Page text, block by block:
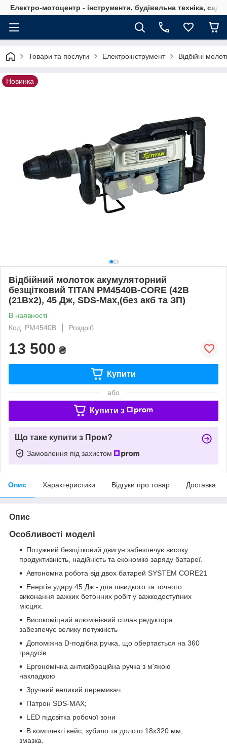
Електро-мотоцентр - інструменти, будівельна техніка,
Товари та послуги Електроінструмент Відбійні
Новинка
Відбійний молоток акумуляторний
безщітковий TITAN PM4540B-CORE (42В
(21Вх2), 45 Дж, SDS-Max,(без акб та ЗП)
В наявності
Код: PM4540B
Роздріб
13 500 ₴
Купити
або
Купити з
Що таке купити з Пром?
Замовлення під захистом
Опис Характеристики Відгуки про товар Доставка
Опис
Особливості моделі
Потужний безщітковий двигун забезпечує високу
продуктивність, надійність та економію заряду батареї.
Автономна робота від двох батарей SYSTEM CORE21
Енергія удару 45 Дж - для швидкого та точного
виконання важких бетонних робіт у важкодоступних
місцях.
Високоміцний алюмінієвий сплав редуктора
забезпечує велику потужність
Допоміжна D-подібна ручка, що обертається на 360
градусів
Ергономічна антивібраційна ручка з м'якою
накладкою
Зручний великий перемикач
Патрон SDS-MAX;
LED підсвітка робочої зони
В комплекті кейс, зубило та долото 18х320 мм,
змазка.